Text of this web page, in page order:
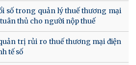
số trong quản lý thuế thương mại
thủ cho người nộp thuế
trị rủi ro thuế thương mại điện
tế số